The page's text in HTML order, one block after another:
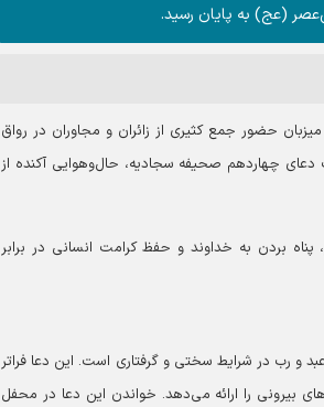
(عج) به پایان رسید.
۱۴۰۴، همزمان با شب عید غدیر، میزبان حضور جمع کثیری از زائران و مجاوران در رواق
چهاردهم صحیفه سجادیه، حال‌وهوایی آکنده از
بردن به خداوند و حفظ کرامت انسانی در برابر
و رب در شرایط سختی و گرفتاری است. این دعا فراتر
بیرونی را ارائه می‌دهد. خواندن این دعا در محفل